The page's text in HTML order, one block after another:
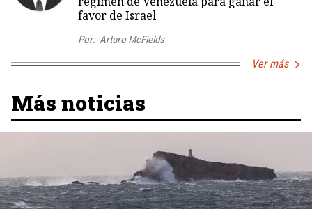
favor de Israel
Por: Arturo McFields
Ver más
Más noticias